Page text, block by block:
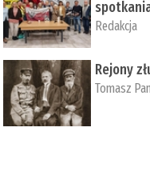
Redakcja
Rejony
Tomasz